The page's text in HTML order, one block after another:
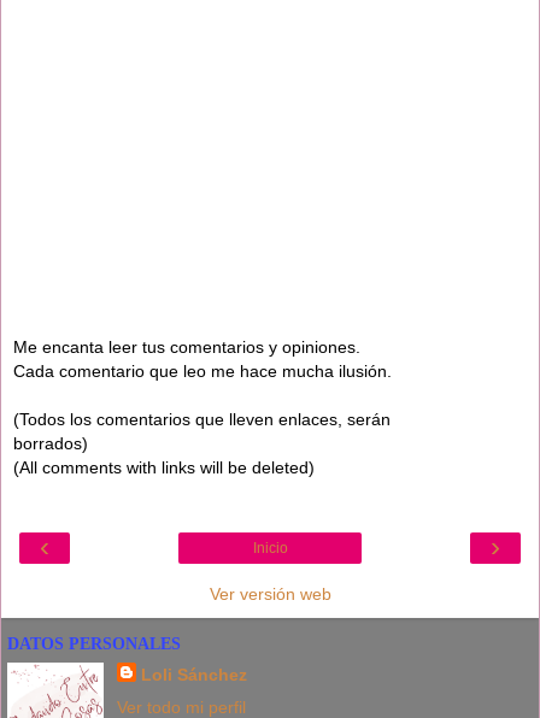
Me encanta leer tus comentarios y opiniones.
Cada comentario que leo me hace mucha ilusión.
(Todos los comentarios que lleven enlaces, serán
borrados)
(All comments with links will be deleted)
‹ ›
Inicio
Ver versión web
DATOS PERSONALES
Loli Sánchez
Ver todo mi perfil